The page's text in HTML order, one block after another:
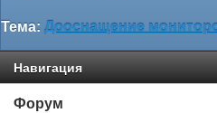
Тема: Дооснащение
Навигация
Форум